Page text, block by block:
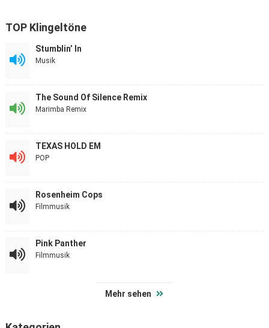
TOP Klingeltöne
Stumblin’ In
Musik
The Sound Of Silence Remix
Marimba Remix
TEXAS HOLD EM
POP
Rosenheim Cops
Filmmusik
Pink Panther
Filmmusik
Mehr sehen